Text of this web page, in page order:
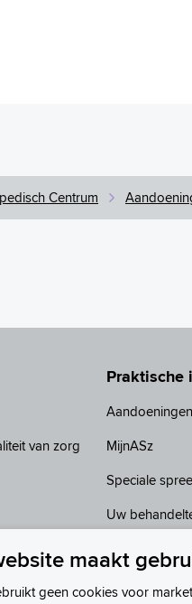
Centrum
van zorg
Praktische
Aandoeningen
MijnASz
Speciale
Uw
Wachttijden
maakt
geen cookies voor